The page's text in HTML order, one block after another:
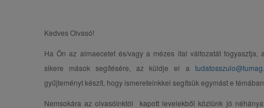
Kedves Olvasó!
Ha Ön az almaecetet és/vagy a mézes ital változatát fogyasztja,
sikere mások segítésére, az küldje el a
gyűjteményt készít, hogy ismereteinkkel segítsük egymást e
Nemsokára az olvasóinktól kapott levelekből közlünk jó